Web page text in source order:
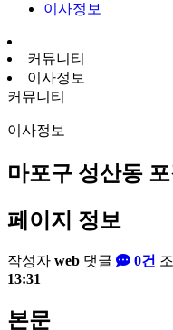
이사정보
커뮤니티
이사정보
커뮤니티
이사정보
마포구 성산동
페이지 정보
작성자 web 댓글 0건
13:31
본문